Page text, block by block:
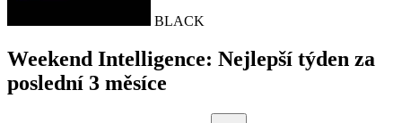
BLACK
Weekend Intelligence: Nejlepší týden za
poslední 3 měsíce